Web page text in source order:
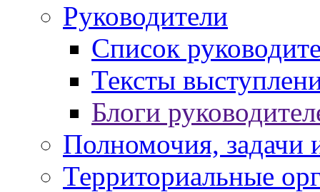
Руководители
Список
Тексты
Блоги
Полномочия, задачи
Территориальные